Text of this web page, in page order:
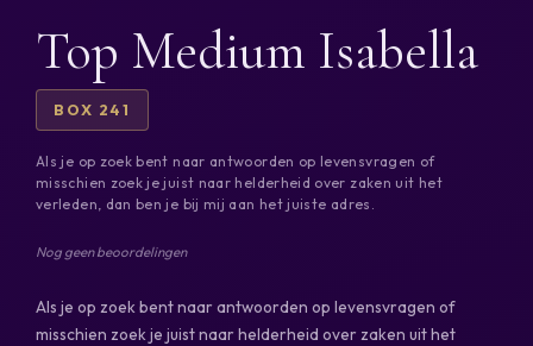
Top Medium Isabella
BOX 241
Als je op zoek bent naar antwoorden op levensvragen of
misschien zoek je juist naar helderheid over zaken uit het
verleden, dan ben je bij mij aan het juiste adres.
Nog geen beoordelingen
Als je op zoek bent naar antwoorden op levensvragen of
misschien zoek je juist naar helderheid over zaken uit het